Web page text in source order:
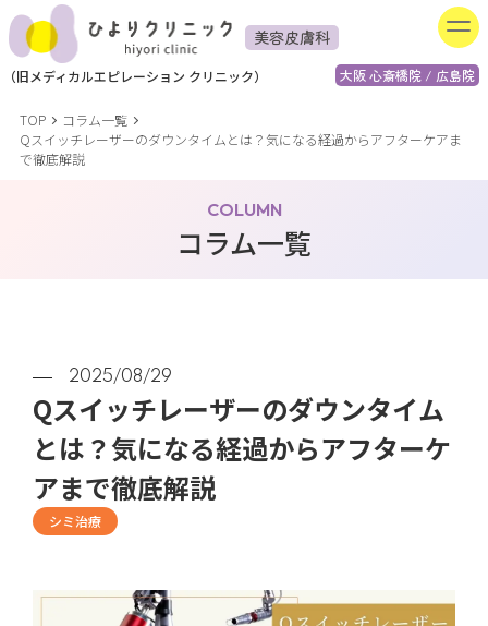
美容皮膚科
大阪 心斎橋院 / 広島院
（旧メディカルエピレーション クリニック）
TOP
コラム一覧
Qスイッチレーザーのダウンタイムとは？気になる経過からアフターケアま
で徹底解説
COLUMN
コラム一覧
2025/08/29
Qスイッチレーザーのダウンタイム
とは？気になる経過からアフターケ
アまで徹底解説
シミ治療